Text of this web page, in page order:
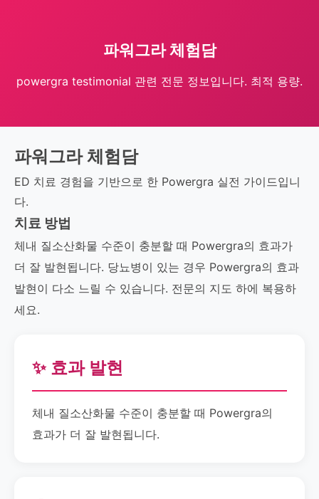
파워그라 체험담
powergra testimonial 관련 전문 정보입니다. 최적 용량.
파워그라 체험담
ED 치료 경험을 기반으로 한 Powergra 실전 가이드입니
다.
치료 방법
체내 질소산화물 수준이 충분할 때 Powergra의 효과가
더 잘 발현됩니다. 당뇨병이 있는 경우 Powergra의 효과
발현이 다소 느릴 수 있습니다. 전문의 지도 하에 복용하
세요.
✨ 효과 발현
체내 질소산화물 수준이 충분할 때 Powergra의
효과가 더 잘 발현됩니다.